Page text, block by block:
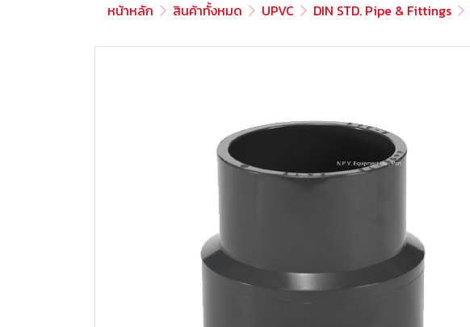
หน้าหลัก สินค้าทั้งหมด UPVC DIN STD. Pipe & Fittings